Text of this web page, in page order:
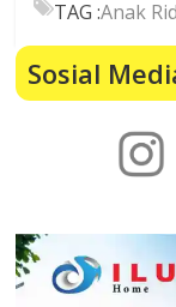
TAG :Anak
Sosial